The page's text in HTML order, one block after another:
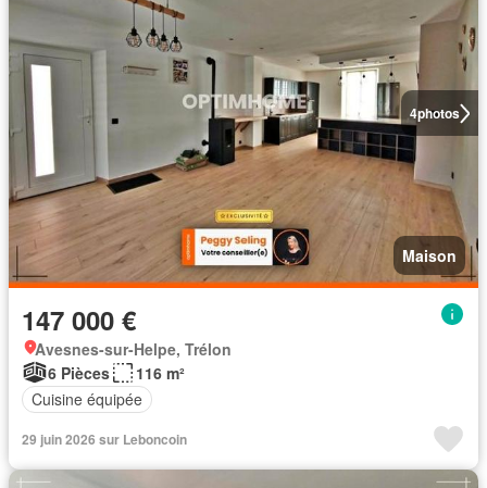
4photos
Maison
147 000 €
Avesnes-sur-Helpe, Trélon
6 Pièces
116 m²
Cuisine équipée
29 juin 2026 sur Leboncoin